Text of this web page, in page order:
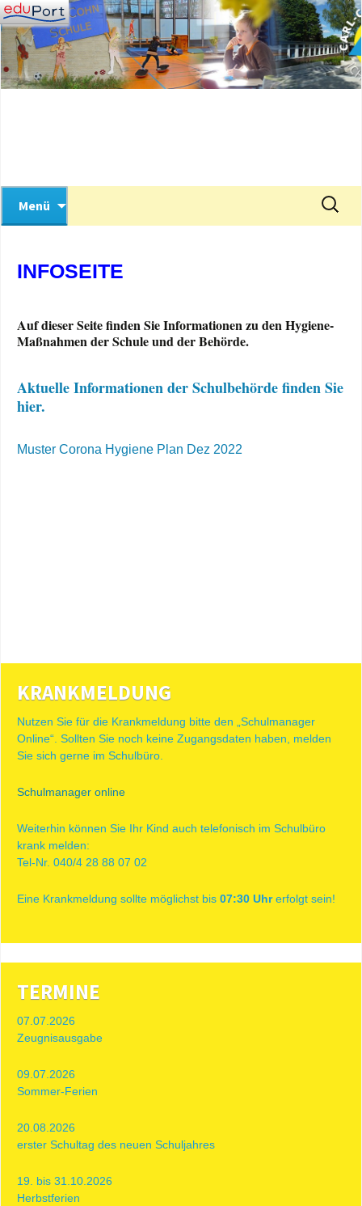
Zum
Inhalt
springen
Carl-Cohn-Schule
Wir stellen uns vor!
Menü
Suchen
nach:
INFOSEITE
Auf dieser Seite finden Sie Informationen zu den Hygiene-
Maßnahmen der Schule und der Behörde.
Aktuelle Informationen der Schulbehörde finden Sie
hier.
Muster Corona Hygiene Plan Dez 2022
KRANKMELDUNG
Nutzen Sie für die Krankmeldung bitte den „Schulmanager
Online“. Sollten Sie noch keine Zugangsdaten haben, melden
Sie sich gerne im Schulbüro.
Schulmanager online
Weiterhin können Sie Ihr Kind auch telefonisch im Schulbüro
krank melden:
Tel-Nr. 040/4 28 88 07 02
Eine Krankmeldung sollte möglichst bis 07:30 Uhrerfolgt sein!
TERMINE
07.07.2026
Zeugnisausgabe
09.07.2026
Sommer-Ferien
20.08.2026
erster Schultag des neuen Schuljahres
19. bis 31.10.2026
Herbstferien